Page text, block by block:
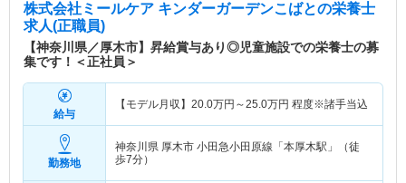
株式会社ミールケア キンダーガーデンこばとの栄養士
求人(正職員)
【神奈川県／厚木市】昇給賞与あり◎児童施設での栄養士の募
集です！＜正社員＞
給与
【モデル月収】 20.0万円～25.0万円 程度※諸手当込
勤務地
神奈川県 厚木市 小田急小田原線「本厚木駅」（徒
歩7分）